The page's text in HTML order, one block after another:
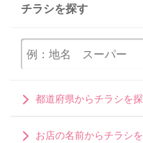
チラシを探す
都道府県からチラシを
お店の名前からチラシ